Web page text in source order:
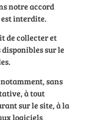
notre accord
interdite.
de collecter et
sur le
sans
à tout
sur le site, à la
logiciels